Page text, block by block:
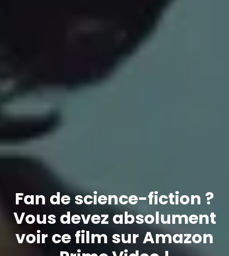
Fan de science-fiction ?
Vous devez absolument
voir ce film sur Amazon